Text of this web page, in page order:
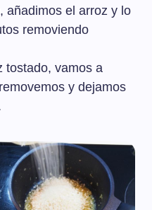
añadimos el arroz y lo
removiendo
tostado, vamos a
y dejamos